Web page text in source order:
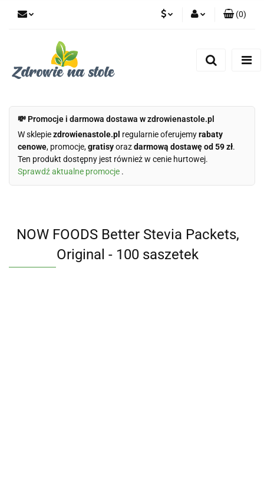
(0)
💸 Promocje i darmowa dostawa w zdrowienastole.pl
W sklepiezdrowienastole.pl regularnie oferujemyrabaty
cenowe, promocje,gratisyorazdarmową dostawę od 59 zł.
Ten produkt dostępny jest również w cenie hurtowej.
Sprawdź aktualne promocje .
NOW FOODS Better Stevia Packets,
Original - 100 saszetek